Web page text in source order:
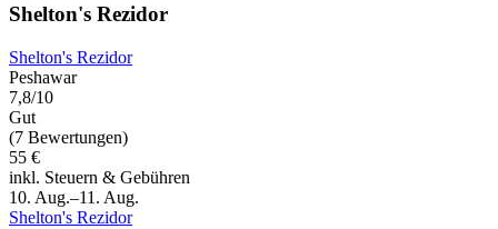
Shelton's Rezidor
Shelton's Rezidor
Peshawar
7,8/10
Gut
(7 Bewertungen)
55 €
inkl. Steuern & Gebühren
10. Aug.–11. Aug.
Shelton's Rezidor